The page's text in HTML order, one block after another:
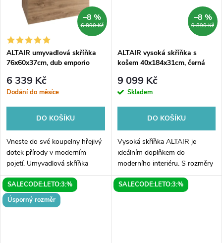
6 890 Kč
–8 %
ALTAIR umyvadlová skříňka
76x60x37cm, dub emporio
6 339 Kč
Dodání do měsíce
DO KOŠÍKU
Vneste do své koupelny hřejivý
dotek přírody v moderním
pojetí. Umyvadlová skříňka
Aqualine ALTAIR v dekoru Dub
Emporio je ideální volbou pro ty,
kteří hledají alternativu ke...
9 890 Kč
–8 %
ALTAIR vysoká skříňka s
košem 40x184x31cm, černá
9 099 Kč
Skladem
DO KOŠÍKU
Vysoká skříňka ALTAIR je
ideálním doplňkem do
moderního interiéru. S rozměry
40x184x31cm a elegantním
černým matným provedením
SALECODE:LETO:3:%
Úsporný rozměr
SALECODE:LETO:3:%